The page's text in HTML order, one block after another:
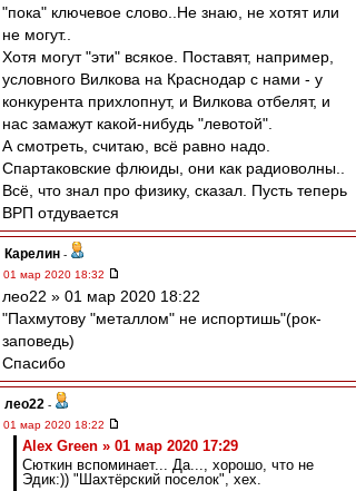
"пока" ключевое слово..Не знаю, не хотят или
не могут..
Хотя могут "эти" всякое. Поставят, например,
условного Вилкова на Краснодар с нами - у
конкурента прихлопнут, и Вилкова отбелят, и
нас замажут какой-нибудь "левотой".
А смотреть, считаю, всё равно надо.
Спартаковские флюиды, они как радиоволны..
Всё, что знал про физику, сказал. Пусть теперь
ВРП отдувается
Карелин -
01 мар 2020 18:32
лео22 » 01 мар 2020 18:22
"Пахмутову "металлом" не испортишь"(рок-
заповедь)
Спасибо
лео22 -
01 мар 2020 18:22
Alex Green » 01 мар 2020 17:29
Сюткин вспоминает... Да..., хорошо, что не
Эдик:)) "Шахтёрский поселок", хех.